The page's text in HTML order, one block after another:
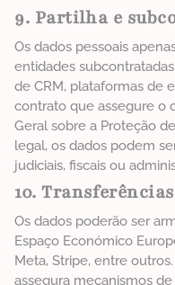
9. Partilha e
Os dados pessoais
entidades
de CRM, plataformas de
contrato que assegure o
Geral sobre a Proteção
legal, os dados podem
judiciais, fiscais ou
10.
Os dados poderão ser
Espaço Económico
Meta, Stripe, entre
assegura mecanismos